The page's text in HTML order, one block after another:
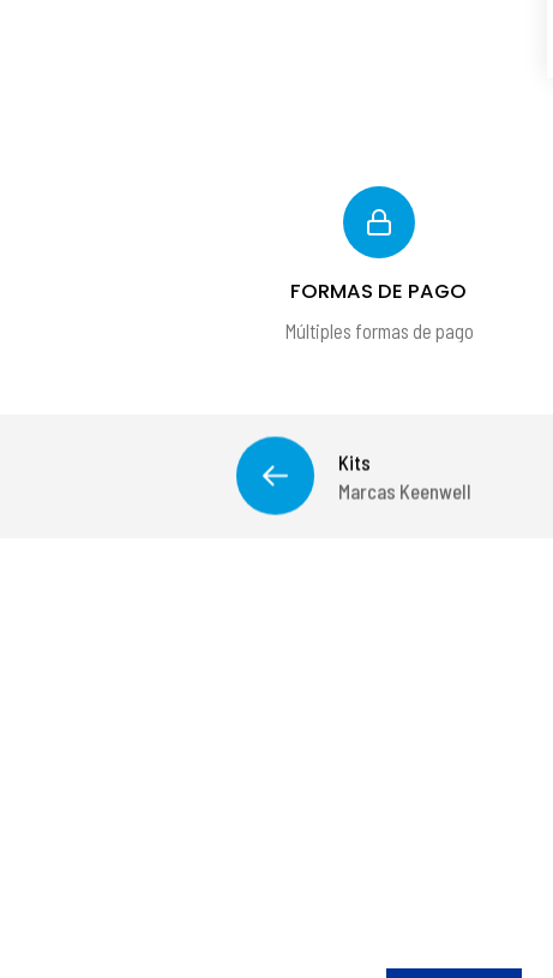
FORMAS DE PAGO
Múltiples formas de pago
Kits
Marcas Keenwell